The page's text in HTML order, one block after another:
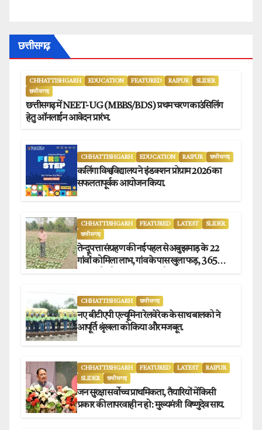
छत्तीसगढ़
CHHATTISHGARH EDUCATION FEATURED RAIPUR
SLIDER
छत्तीसगढ़
छत्तीसगढ़ में NEET-UG (MBBS/BDS) प्रथम चरण काउंसिलिंग
हेतु ऑनलाईन आवेदन प्रारंभ.
CHHATTISHGARH EDUCATION RAIPUR छत्तीसगढ़
कलिंगा विश्वविद्यालय ने इंडक्शन प्रोग्राम 2026 का
सफलतापूर्वक आयोजन किया.
CHHATTISHGARH FEATURED LATEST
SLIDER
छत्तीसगढ़
तेन्दूपत्ता संग्रहण की नई पहल से अबुझमाड़ के 22
गांवों को मिला लाभ, गांव के पास खुला फड़, 365
CHHATTISHGARH छत्तीसगढ़
नए बीटीएपी एल्यूमिना रेलवे रेक के साथ बालको ने
आपूर्ति श्रृंखला को किया और मजबूत.
CHHATTISHGARH FEATURED LATEST
RAIPUR
SLIDER
छत्तीसगढ़
जन सुरक्षा सर्वोच्च प्राथमिकता, तैयारियों में किसी
प्रकार की लापरवाही न हो : मुख्यमंत्री विष्णुदेव साय.